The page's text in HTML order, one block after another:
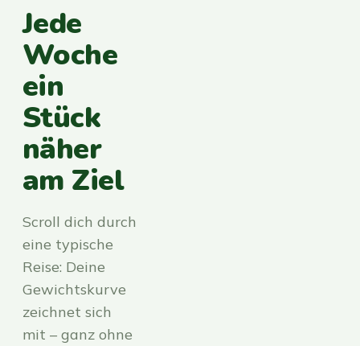
Jede
Woche
ein
Stück
näher
am Ziel
Scroll dich durch
eine typische
Reise: Deine
Gewichtskurve
zeichnet sich
mit – ganz ohne